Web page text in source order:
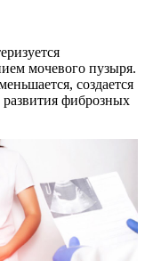
мочевого пузыря.
создается
фиброзных